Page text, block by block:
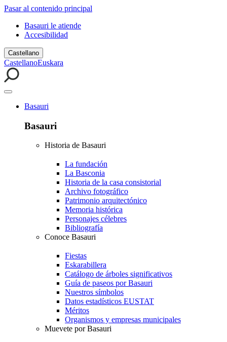
Pasar al contenido principal
Basauri le atiende
Accesibilidad
Castellano
CastellanoEuskara
Basauri
Basauri
Historia de Basauri
La fundación
La Basconia
Historia de la casa consistorial
Archivo fotográfico
Patrimonio arquitectónico
Memoria histórica
Personajes célebres
Bibliografía
Conoce Basauri
Fiestas
Eskarabillera
Catálogo de árboles significativos
Guía de paseos por Basauri
Nuestros símbolos
Datos estadísticos EUSTAT
Méritos
Organismos y empresas municipales
Muevete por Basauri